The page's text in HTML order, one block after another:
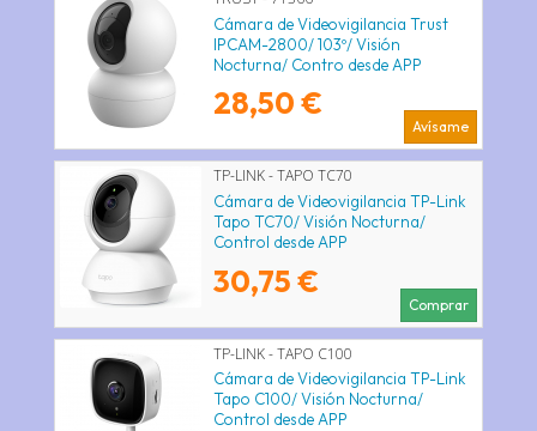
Cámara de Videovigilancia Trust
IPCAM-2800/ 103º/ Visión
Nocturna/ Contro desde APP
28,50 €
Avísame
TP-LINK - TAPO TC70
Cámara de Videovigilancia TP-Link
Tapo TC70/ Visión Nocturna/
Control desde APP
30,75 €
Comprar
TP-LINK - TAPO C100
Cámara de Videovigilancia TP-Link
Tapo C100/ Visión Nocturna/
Control desde APP